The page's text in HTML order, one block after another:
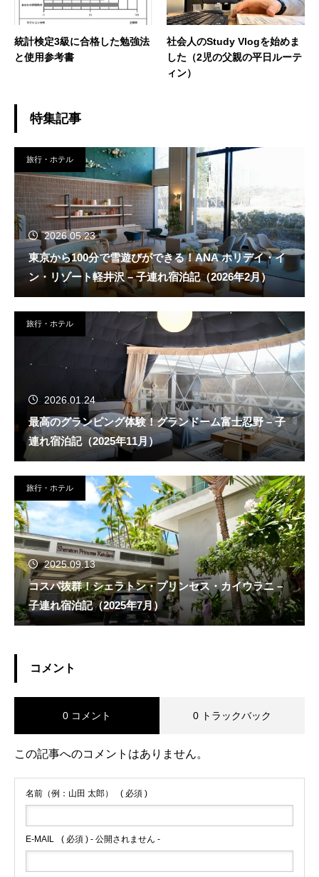
統計検定3級に合格した勉強法
と使用参考書
社会人のStudy Vlogを始めま
した（2児の父親の平日ルーテ
ィン）
特集記事
旅行・ホテル
2026.05.23
東京から100分で雪遊びができる！ANA ホリデイ・イ
ン・リゾート軽井沢 – 子連れ宿泊記（2026年2月）
旅行・ホテル
2026.01.24
最高のグランピング体験！グランドーム富士忍野 – 子
連れ宿泊記（2025年11月）
旅行・ホテル
2025.09.13
コスパ抜群！シェラトン・プリンセス・カイウラニ –
子連れ宿泊記（2025年7月）
コメント
0 コメント 0 トラックバック
この記事へのコメントはありません。
名前（例：山田 太郎） ( 必須 )
E-MAIL ( 必須 ) - 公開されません -